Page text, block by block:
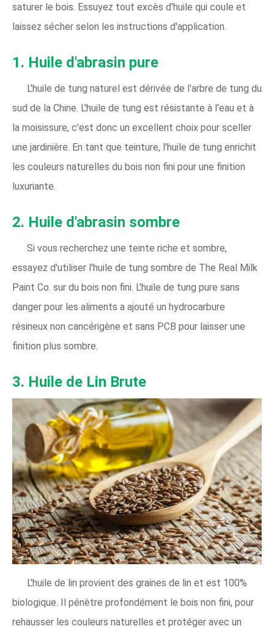
saturer le bois. Essuyez tout excès d'huile qui coule et
laissez sécher selon les instructions d'application.
1. Huile d'abrasin pure
L'huile de tung naturel est dérivée de l'arbre de tung du
sud de la Chine. L'huile de tung est résistante à l'eau et à
la moisissure, c'est donc un excellent choix pour sceller
une jardinière. En tant que teinture, l'huile de tung enrichit
les couleurs naturelles du bois non fini pour une finition
luxuriante.
2. Huile d'abrasin sombre
Si vous recherchez une teinte riche et sombre,
essayez d'utiliser l'huile de tung sombre de The Real Milk
Paint Co. sur du bois non fini. L'huile de tung pure sans
danger pour les aliments a ajouté un hydrocarbure
résineux non cancérigène et sans PCB pour laisser une
finition plus sombre.
3. Huile de Lin Brute
L'huile de lin provient des graines de lin et est 100%
biologique. Il pénètre profondément le bois non fini, pour
rehausser les couleurs naturelles et protéger avec un